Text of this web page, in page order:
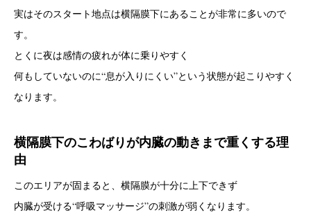
実はそのスタート地点は横隔膜下にあることが非常に多いので
す。
とくに夜は感情の疲れが体に乗りやすく
何もしていないのに“息が入りにくい”という状態が起こりやすく
なります。
横隔膜下のこわばりが内臓の動きまで重くする理
由
このエリアが固まると、横隔膜が十分に上下できず
内臓が受ける“呼吸マッサージ”の刺激が弱くなります。